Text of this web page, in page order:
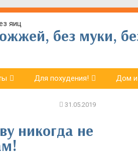
без муки,
Для похудения! Дом и
никогда не